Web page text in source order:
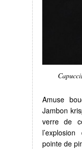
Amuse
Jambon
verre de
pointe de